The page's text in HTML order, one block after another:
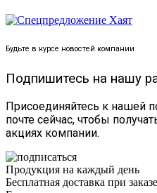
Будьте в курсе новостей компании
Подпишитесь на нашу
Присоединяйтесь к нашей
почте сейчас, чтобы
акциях компании.
Продукция на каждый день
Бесплатная доставка при